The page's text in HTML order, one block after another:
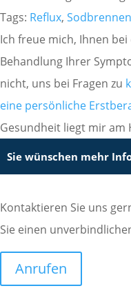
Tags: Reflux, Sodbrennen
Ich freue mich, Ihnen
Behandlung Ihrer
nicht, uns bei Fragen zu
eine persönliche
Gesundheit liegt mir am
Sie wünschen mehr
Kontaktieren Sie uns
Sie einen
Anrufen